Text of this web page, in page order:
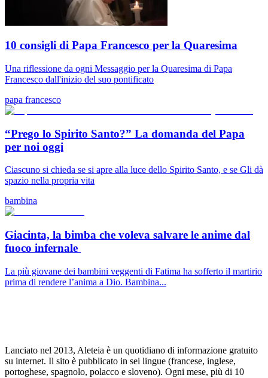
10 consigli di Papa Francesco per la Quaresima
Una riflessione da ogni Messaggio per la Quaresima di Papa
Francesco dall'inizio del suo pontificato
papa francesco
“Prego lo Spirito Santo?” La domanda del Papa
per noi oggi
Ciascuno si chieda se si apre alla luce dello Spirito Santo, e se Gli dà
spazio nella propria vita
bambina
Giacinta, la bimba che voleva salvare le anime dal
fuoco infernale
La più giovane dei bambini veggenti di Fatima ha sofferto il martirio
prima di rendere l’anima a Dio. Bambina...
Lanciato nel 2013, Aleteia è un quotidiano di informazione gratuito
su internet. Il sito è pubblicato in sei lingue (francese, inglese,
portoghese, spagnolo, polacco e sloveno). Ogni mese, più di 10